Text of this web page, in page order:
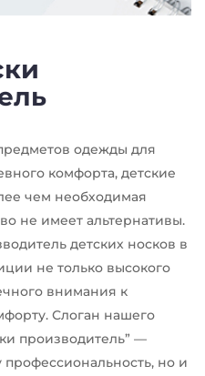
одежды для
комфорта, детские
чем необходимая
не имеет альтернативы.
детских носков в
не только высокого
внимания к
Слоган нашего
производитель” —
но и